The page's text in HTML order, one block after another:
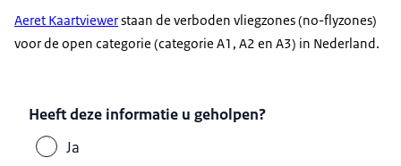
Aeret Kaartviewerstaan de verboden vliegzones (no-flyzones)
voor de open categorie (categorie A1, A2 en A3) in Nederland.
Heeft deze informatie u geholpen?
Ja